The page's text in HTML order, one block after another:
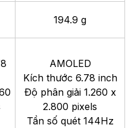
194.9 g
AMOLED
Kích thước 6.78 inch
Độ phân giải 1.260 x
2.800 pixels
Tần số quét 144Hz